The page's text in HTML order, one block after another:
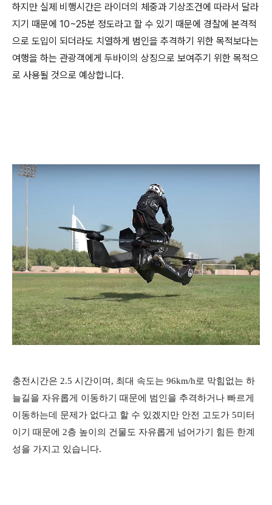
하지만 실제 비행시간은 라이더의 체중과 기상조건에 따라서 달라
지기 때문에 10~25분 정도라고 할 수 있기 때문에 경찰에 본격적
으로 도입이 되더라도 치열하게 범인을 추격하기 위한 목적보다는
여행을 하는 관광객에게 두바이의 상징으로 보여주기 위한 목적으
로 사용될 것으로 예상합니다.
충전시간은 2.5 시간이며, 최대 속도는 96km/h로 막힘없는 하
늘길을 자유롭게 이동하기 때문에 범인을 추격하거나 빠르게
이동하는데 문제가 없다고 할 수 있겠지만 안전 고도가 5미터
이기 때문에 2층 높이의 건물도 자유롭게 넘어가기 힘든 한계
성을 가지고 있습니다.